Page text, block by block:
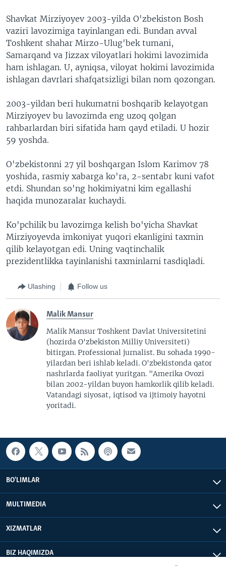
Shavkat Mirziyoyev 2003-yilda O'zbekiston Bosh
vaziri lavozimiga tayinlangan edi. Bundan avval
Toshkent shahar Mirzo-Ulug'bek tumani,
Samarqand va Jizzax viloyatlari hokimi lavozimida
ham ishlagan. U, ayniqsa, viloyat hokimi lavozimida
ishlagan davrlari shafqatsizligi bilan nom qozongan.
2003-yildan beri hukumatni boshqarib kelayotgan
Mirziyoyev bu lavozimda eng uzoq qolgan
rahbarlardan biri sifatida ham qayd etiladi. U hozir
59 yoshda.
O'zbekistonni 27 yil boshqargan Islom Karimov 78
yoshida, rasmiy xabarga ko'ra, 2-sentabr kuni vafot
etdi. Shundan so'ng hokimiyatni kim egallashi
haqida munozaralar kuchaydi.
Ko'pchilik bu lavozimga kelish bo'yicha Shavkat
Mirziyoyevda imkoniyat yuqori ekanligini taxmin
qilib kelayotgan edi. Uning vaqtinchalik
prezidentlikka tayinlanishi taxminlarni tasdiqladi.
Ulashing Follow us
Malik Mansur
Malik Mansur Toshkent Davlat Universitetini
(hozirda O'zbekiston Milliy Universiteti)
bitirgan. Professional jurnalist. Bu sohada 1990-
yilardan beri ishlab keladi. O'zbekistonda qator
nashrlarda faoliyat yuritgan. "Amerika Ovozi
bilan 2002-yildan buyon hamkorlik qilib keladi.
Vatandagi siyosat, iqtisod va ijtimoiy hayotni
yoritadi.
BO'LIMLAR
MULTIMEDIA
XIZMATLAR
BIZ HAQIMIZDA